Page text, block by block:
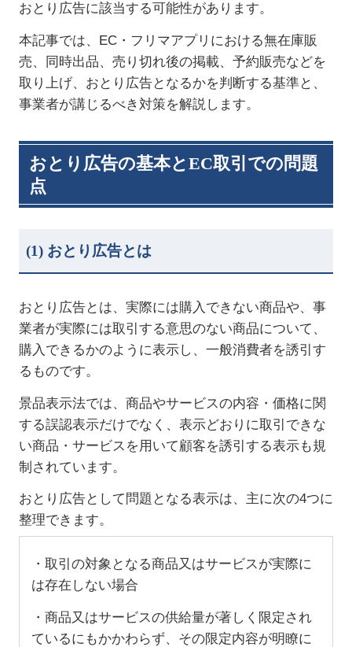
おとり広告に該当する可能性があります。
本記事では、 EC・フリマアプリにおける無在庫販
売、同時出品、売り切れ後の掲載、予約販売などを
取り上げ、おとり広告となるかを判断する基準と、
事業者が講じるべき対策を解説します。
おとり広告の基本とEC取引での問題
点
(1) おとり広告とは
おとり広告とは、実際には購入できない商品や、事
業者が実際には取引する意思のない商品について、
購入できるかのように表示し、一般消費者を誘引す
るものです。
景品表示法では、商品やサービスの内容・価格に関
する誤認表示だけでなく、表示どおりに取引できな
い商品・サービスを用いて顧客を誘引する表示も規
制されています。
おとり広告として問題となる表示は、主に次の4つに
整理できます。
・取引の対象となる商品又はサービスが実際に
は存在しない場合
・商品又はサービスの供給量が著しく限定され
ているにもかかわらず、その限定内容が明瞭に